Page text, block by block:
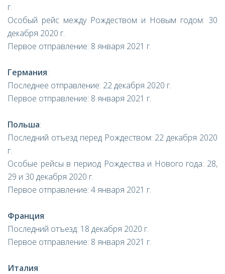
г.
Особый рейс между Рождеством и Новым годом: 30
декабря 2020 г.
Первое отправление: 8 января 2021 г.
Германия:
Последнее отправление: 22 декабря 2020 г.
Первое отправление: 8 января 2021 г.
Польша:
Последний отъезд перед Рождеством: 22 декабря 2020
г.
Особые рейсы в период Рождества и Нового года: 28,
29 и 30 декабря 2020 г.
Первое отправление: 4 января 2021 г.
Франция:
Последний отъезд: 18 декабря 2020 г.
Первое отправление: 8 января 2021 г.
Италия: